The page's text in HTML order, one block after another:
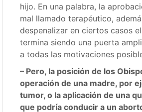
hijo. En una palabra, la
mal llamado terapéutico,
despenalizar en ciertos casos
termina siendo una puerta
a todas las motivaciones
– Pero, la posición de los
operación de una madre, por
tumor, o la aplicación de una
que podría conducir a un